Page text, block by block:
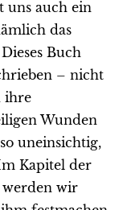
uns auch ein
das
Buch
– nicht
ihre
Wunden
uneinsichtig,
Kapitel der
werden wir